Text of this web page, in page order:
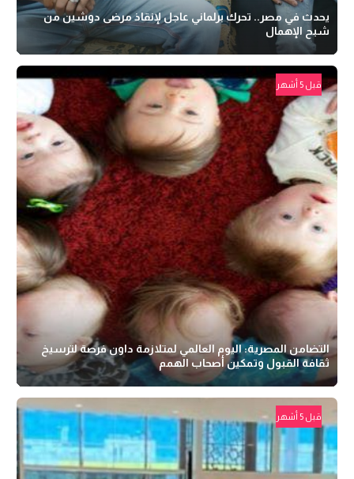
يحدث في مصر.. تحرك برلماني عاجل لإنقاذ مرضى دوشين من
شبح الإهمال
قبل 5 أشهر
التضامن المصرية: اليوم العالمي لمتلازمة داون فرصة لترسيخ
ثقافة القبول وتمكين أصحاب الهمم
قبل 5 أشهر